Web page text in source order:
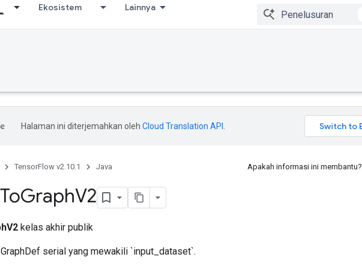
Ekosistem Lainnya
Halaman ini diterjemahkan oleh Cloud Translation API
TensorFlow v2.10.1 Java Apakah informasi ini membantu?
ToGraphV2
kelas akhir publik
serial yang mewakili `input_dataset`.